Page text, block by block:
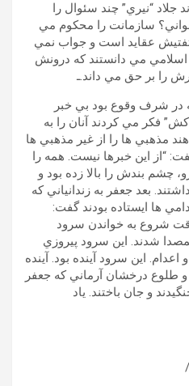
جلاد “نيري” چند سئوال را
سازمانت را محكوم مي
تفتيش عقايد است و جواب نمي
اسلامي مي دانستند كه درونش
را بر حق مي داند.ـ
در شرف وقوع بود بي خبر
فكر مي كردند آنان را به
مذهبي ها را از غير مذهبي ها
“از اين خبرها نيست. همه را
چشم بندش را بالا زده بود و
بعد جعفر به زندانياني كه
ها ايستاده بودند گفت:
شروع به خواندن سرود
همصدا شدند. اين سرود پيروزي
اين سرود آينده بود. آينده
طلوع درخشان آرماني كه جعفر
و جان باختند. ياد